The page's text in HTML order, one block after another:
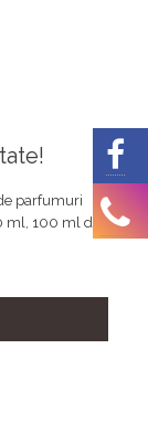
parfumuri
ml, 100 ml dar